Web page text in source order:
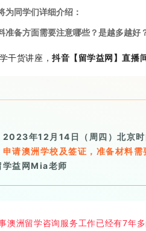
为同学们详细介绍：
准备方面需要注意哪些？是越多越好
干货讲座，抖音【留学益网】直播
2023年12月14日（周四）北京
申请澳洲学校及签证，准备材料
学益网Mia老师
澳洲留学咨询服务工作已经有7年